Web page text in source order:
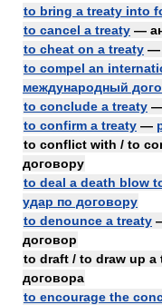
to bring a treaty into
to cancel a treaty —
to cheat on a treaty —
to compel an
международный
to conclude a treaty
to confirm a treaty —
to conflict with / to
договору
to deal a death blow
удар по договору
to denounce a treaty
договор
to draft / to draw up a
договора
to encourage the